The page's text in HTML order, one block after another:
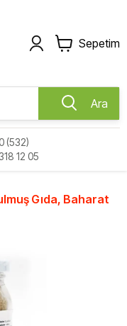
Sepetim
Ara
(532)
12 05
Gıda, Baharat